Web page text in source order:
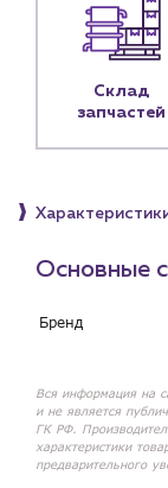
Пн –
г.
Склад
запчастей
Основные
Бренд
Вся информация на
и не является
ГК РФ.
характеристики
предварительного